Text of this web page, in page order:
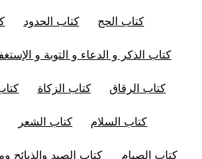
كتاب الحج كتاب الحدود
كتاب الذكر و الدعاء و التوبة و
كتاب الرقاق كتاب الزكاة
كتاب السلام كتاب الشعر
كتاب الصيام كتاب الصيد والذبائح